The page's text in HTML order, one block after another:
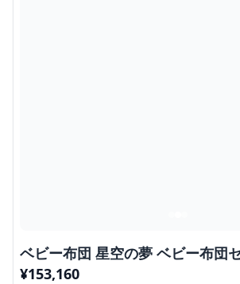
ベビー布団 星空の夢 ベビー布団
¥153,160